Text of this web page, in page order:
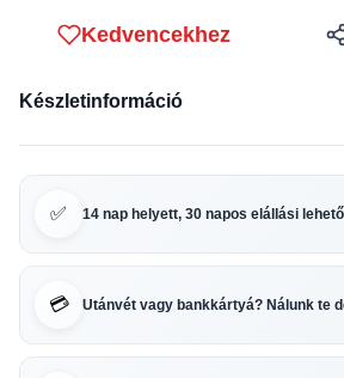
Kedvencekhez
Készletinformáció
✅ 14 nap helyett, 30 napos elállási
💳 Utánvét vagy bankkártyá? Nálunk te